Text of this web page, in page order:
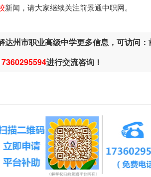
新闻，请大家继续关注前景通中职网。
州市职业高级中学更多信息，可访问：
进行交流咨询！